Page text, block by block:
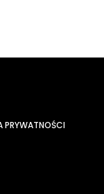
PRYWATNOŚCI